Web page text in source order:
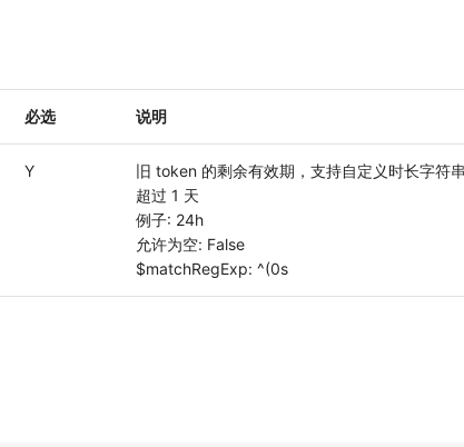
必选 说明
Y
旧 token 的剩余有效期，支持自定义时长字符
超过 1 天
例子: 24h
允许为空: False
$matchRegExp: ^(0s